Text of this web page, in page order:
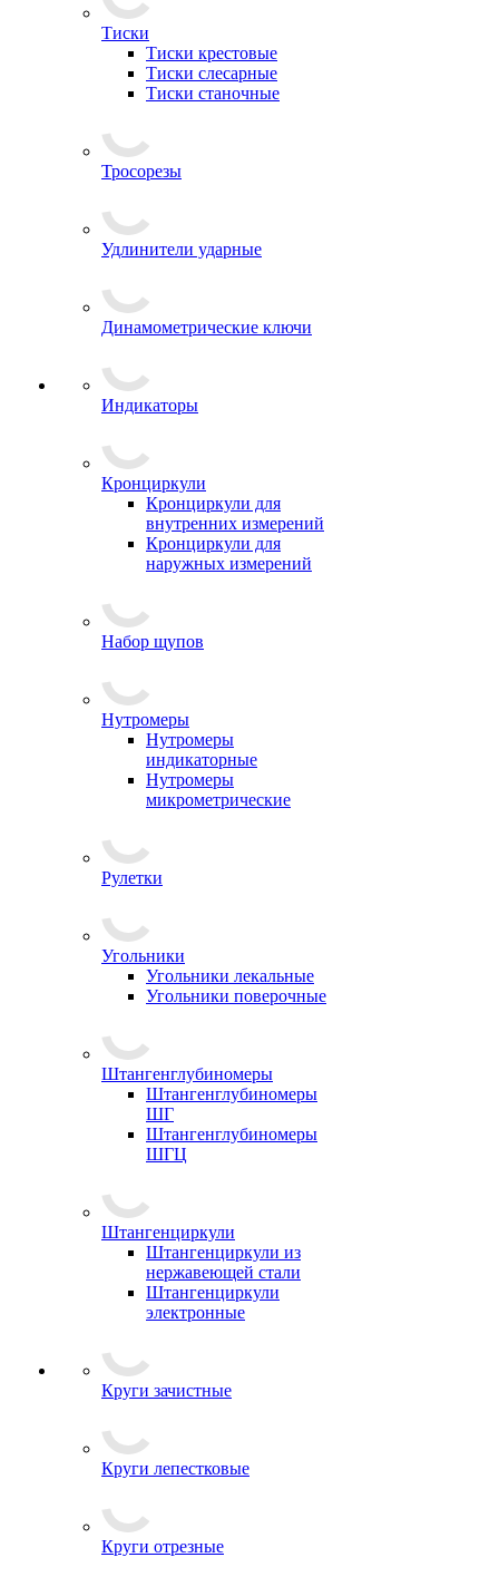
Тиски
Тиски крестовые
Тиски слесарные
Тиски станочные
Тросорезы
Удлинители ударные
Динамометрические ключи
Индикаторы
Кронциркули
Кронциркули для
внутренних измерений
Кронциркули для
наружных измерений
Набор щупов
Нутромеры
Нутромеры
индикаторные
Нутромеры
микрометрические
Рулетки
Угольники
Угольники лекальные
Угольники поверочные
Штангенглубиномеры
Штангенглубиномеры
ШГ
Штангенглубиномеры
ШГЦ
Штангенциркули
Штангенциркули из
нержавеющей стали
Штангенциркули
электронные
Круги зачистные
Круги лепестковые
Круги отрезные